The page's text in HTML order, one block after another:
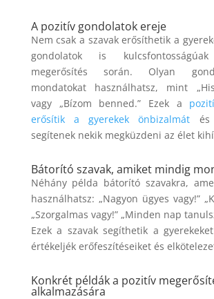
A pozitív gondolatok ereje
Nem csak a szavak erősíthetik a
gondolatok is
megerősítés során. Olyan
mondatokat használhatsz, mint
vagy „Bízom benned.” Ezek a
erősítik a gyerekek önbizalmát és
segítenek nekik megküzdeni az élet
Bátorító szavak, amiket mindig
Néhány példa bátorító szavakra,
használhatsz: „Nagyon ügyes vagy!”
„Szorgalmas vagy!” „Minden nap
Ezek a szavak segíthetik a
értékeljék erőfeszítéseiket és
Konkrét példák a pozitív
alkalmazására